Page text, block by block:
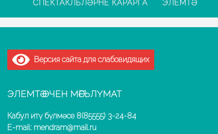
СПЕКТАКЛЬЛӘРНЕ КАРАРГА
ЭЛЕМТӘ
Версия сайта для слабовидящих
ЭЛЕМТӘ ӨЧЕН МӘГЪЛҮМАТ
Кабул итү бүлмәсе 8(85555) 3-24-84
E-mail: mendram@mail.ru